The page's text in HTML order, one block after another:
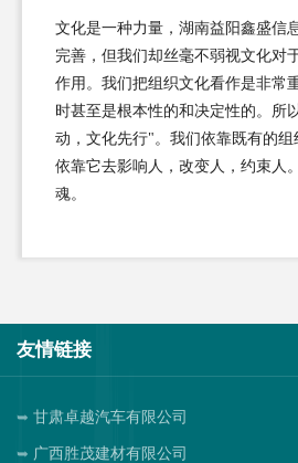
文化是一种力量，湖南益阳鑫盛信
完善，但我们却丝毫不弱视文化对
作用。我们把组织文化看作是非常
时甚至是根本性的和决定性的。所
动，文化先行"。我们依靠既有的
依靠它去影响人，改变人，约束人
魂。
友情链接
甘肃卓越汽车有限公司
广西胜茂建材有限公司